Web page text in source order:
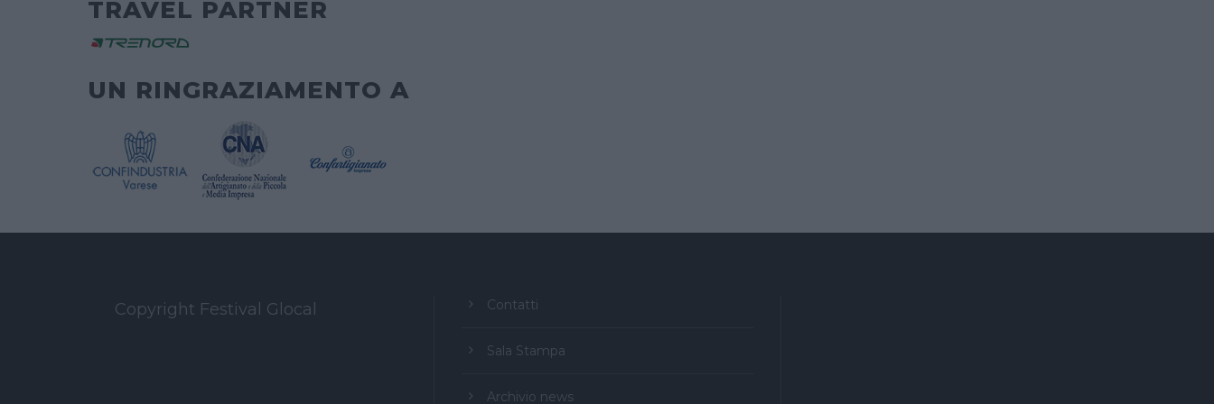
TRAVEL PARTNER
UN RINGRAZIAMENTO A
Copyright Festival Glocal Contatti
Sala Stampa
Archivio news